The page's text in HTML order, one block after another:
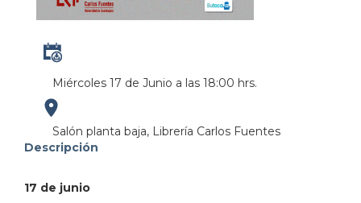
Miércoles 17 de Junio a las 18:00 hrs.
Salón planta baja, Librería Carlos Fuentes
Descripción
17 de junio